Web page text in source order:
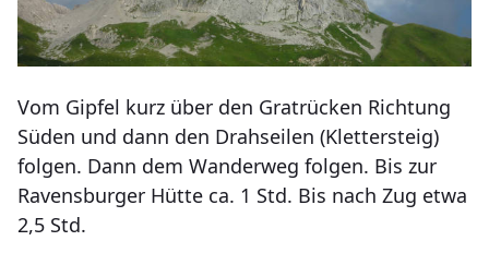
Vom Gipfel kurz über den Gratrücken Richtung
Süden und dann den Drahseilen (Klettersteig)
folgen. Dann dem Wanderweg folgen. Bis zur
Ravensburger Hütte ca. 1 Std. Bis nach Zug etwa
2,5 Std.